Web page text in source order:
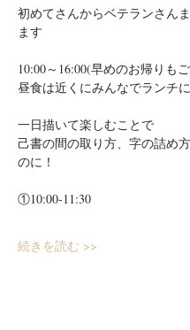
初めてさんからベテランさん
ます
10:00～16:00(早めのお帰りも
昼食は近くにみんなでランチ
一日描いて楽しむことで
己書の間の取り方、字の詰め
のに！
①10:00-11:30
続きを読む >>